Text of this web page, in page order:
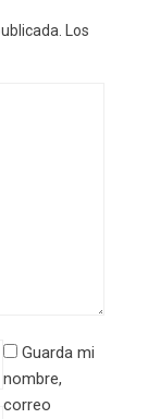
Los
Guarda mi
nombre,
correo